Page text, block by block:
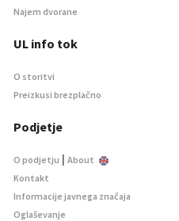
Najem dvorane
UL info tok
O storitvi
Preizkusi brezplačno
Podjetje
O podjetju | About
Kontakt
Informacije javnega značaja
Oglaševanje